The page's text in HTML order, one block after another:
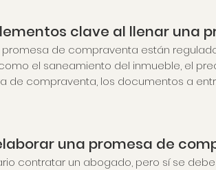
clave al llenar una
de compraventa están
el saneamiento del inmueble, el
de compraventa, los documentos a
una promesa de
contratar un abogado, pero sí se